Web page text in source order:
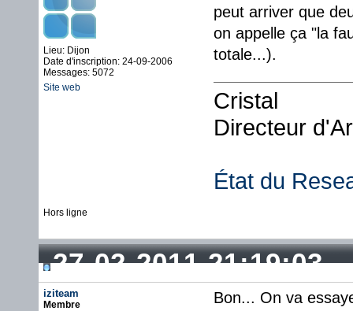
Lieu: Dijon
Date d'inscription: 24-09-2006
Messages: 5072
Site web
peut arriver que
on appelle ça "la
totale...).
Cristal
Directeur
État du
Hors ligne
27-02-2011 21:19:03
iziteam
Membre
Bon... On va